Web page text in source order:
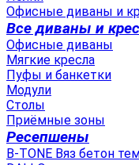
Офисные диваны и
Все диваны и
Офисные диваны
Мягкие кресла
Пуфы и банкетки
Модули
Столы
Приёмные зоны
Ресепшены
B-TONE Вяз бетон